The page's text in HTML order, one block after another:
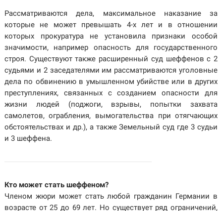
Рассматриваются дела, максимальное наказание за
которые не может превышать 4-х лет и в отношении
которых прокуратура не установила признаки особой
значимости, например опасность для государственного
строя. Существуют также расширенный суд шеффенов с 2
судьями и 2 заседателями им рассматриваются уголовные
дела по обвинению в умышленном убийстве или в других
преступлениях, связанных с созданием опасности для
жизни людей (поджоги, взрывы, попытки захвата
самолетов, ограбления, вымогательства при отягчающих
обстоятельствах и др.), а также Земельный суд где 3 судьи
и 3 шеффена.
Кто может стать шеффеном?
Членом жюри может стать любой гражданин Германии в
возрасте от 25 до 69 лет. Но существует ряд ограничений,